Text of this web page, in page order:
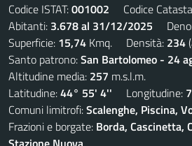
Codice ISTAT:001002 Codice
Abitanti: 3.678 al 31/12/2025
Superficie: 15,74 Kmq. Densità: 234
Santo patrono:San Bartolomeo - 24
Altitudine media: 257 m.s.l.m.
Latitudine:44° 55' 4'' Longitudine:
Comuni limitrofi:Scalenghe, Piscina,
Frazioni e borgate: Borda, Cascinetta,